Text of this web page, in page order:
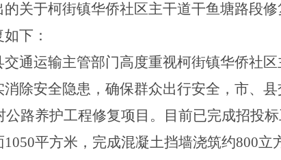
的关于柯街镇华侨社区主干道干鱼塘路段修
下：
交通运输主管部门高度重视柯街镇华侨社
消除安全隐患，确保群众出行安全，市、
公路养护工程修复项目。目前已完成招投
1050平方米，完成混凝土挡墙浇筑约800立